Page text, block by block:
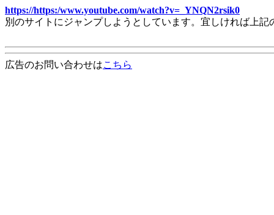
https://https:/www.youtube.com/watch?v=_YNQN2rsik0
別のサイトにジャンプしようとしています。宜しければ上
広告のお問い合わせはこちら